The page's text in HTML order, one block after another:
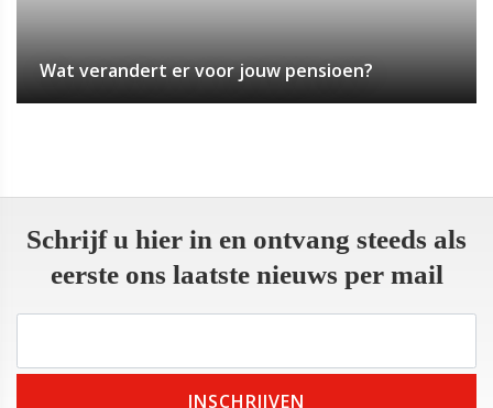
Wat verandert er voor jouw pensioen?
Schrijf u hier in en ontvang steeds als
eerste ons laatste nieuws per mail